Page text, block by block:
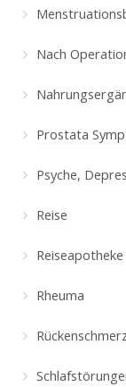
Nach
Prostata
Psyche,
Reise
Reiseapotheke
Rheuma